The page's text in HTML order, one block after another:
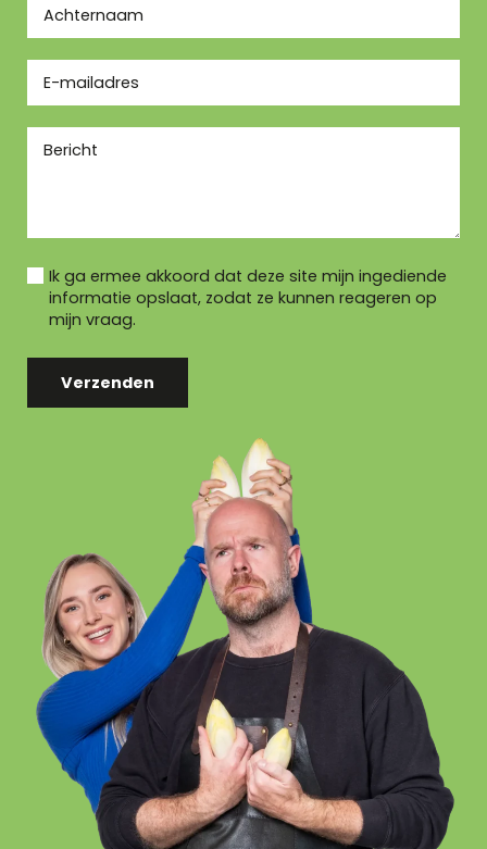
Ik ga ermee akkoord dat deze site mijn ingediende
informatie opslaat, zodat ze kunnen reageren op
mijn vraag.
Verzenden